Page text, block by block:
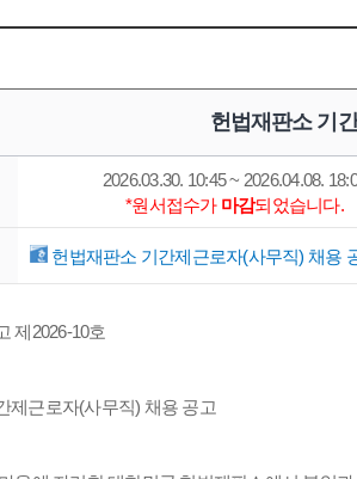
헌법재판소 기
2026.03.30. 10:45 ~ 2026.04.08.
*원서접수가 마감되었습니다.
헌법재판소 기간제근로자(사무직) 채용
제2026-10호
제근로자(사무직) 채용 공고